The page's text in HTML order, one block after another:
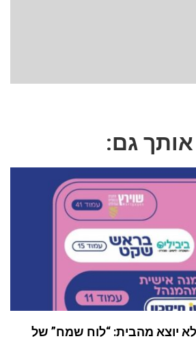
אותך גם:
יוצא מהבית: “לוח שמח” של